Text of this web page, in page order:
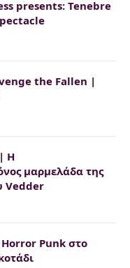
presents: Tenebre
the Fallen |
H
μαρμελάδα της
Vedder
Punk στο